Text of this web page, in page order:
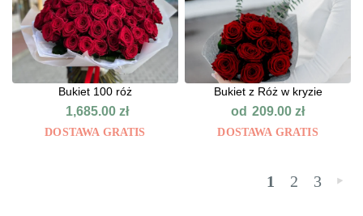
Bukiet 100 róż
1,685.00zł
DOSTAWA GRATIS
Bukiet z Róż w kryzie
od 209.00zł
DOSTAWA GRATIS
1 2 3 »